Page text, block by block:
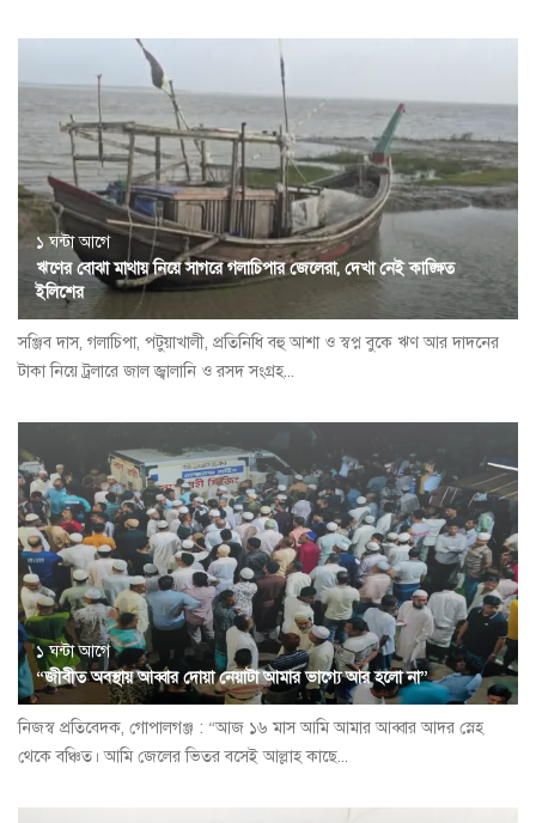
১ ঘন্টা আগে
ঋণের বোঝা মাথায় নিয়ে সাগরে গলাচিপার জেলেরা, দেখা নেই কাঙ্ক্ষিত
ইলিশের
সঞ্জিব দাস, গলাচিপা, পটুয়াখালী, প্রতিনিধি বহু আশা ও স্বপ্ন বুকে ঋণ আর দাদনের
টাকা নিয়ে ট্রলারে জাল জ্বালানি ও রসদ সংগ্রহ...
১ ঘন্টা আগে
“জীবীত অবস্থায় আব্বার দোয়া নেয়াটা আমার ভাগ্যে আর হলো না”
নিজস্ব প্রতিবেদক, গোপালগঞ্জ : “আজ ১৬ মাস আমি আমার আব্বার আদর স্নেহ
থেকে বঞ্চিত। আমি জেলের ভিতর বসেই আল্লাহ কাছে...